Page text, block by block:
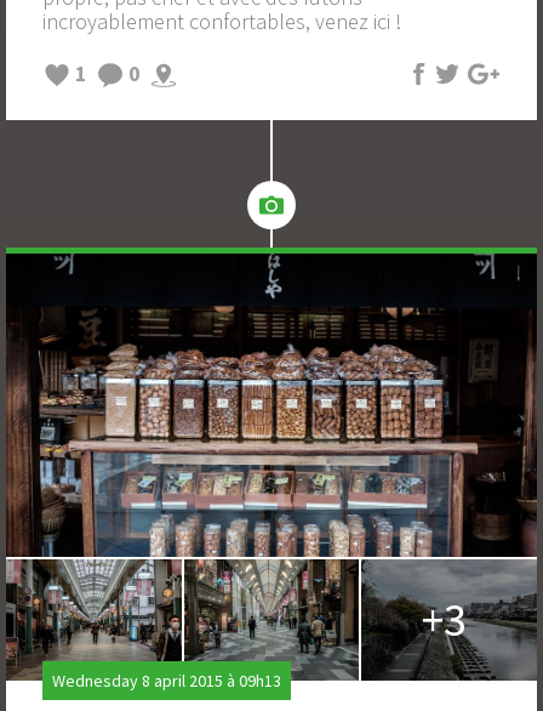
incroyablement confortables, venez ici !
1
0
+3
Wednesday 8 april 2015 à 09h13